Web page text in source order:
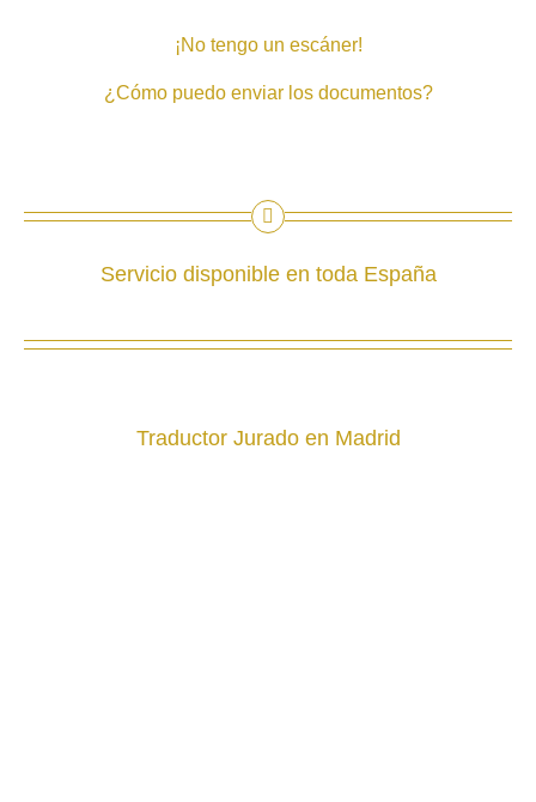
¡No tengo un escáner!
¿Cómo puedo enviar los documentos?
Servicio disponible en toda España
Traductor Jurado en Madrid